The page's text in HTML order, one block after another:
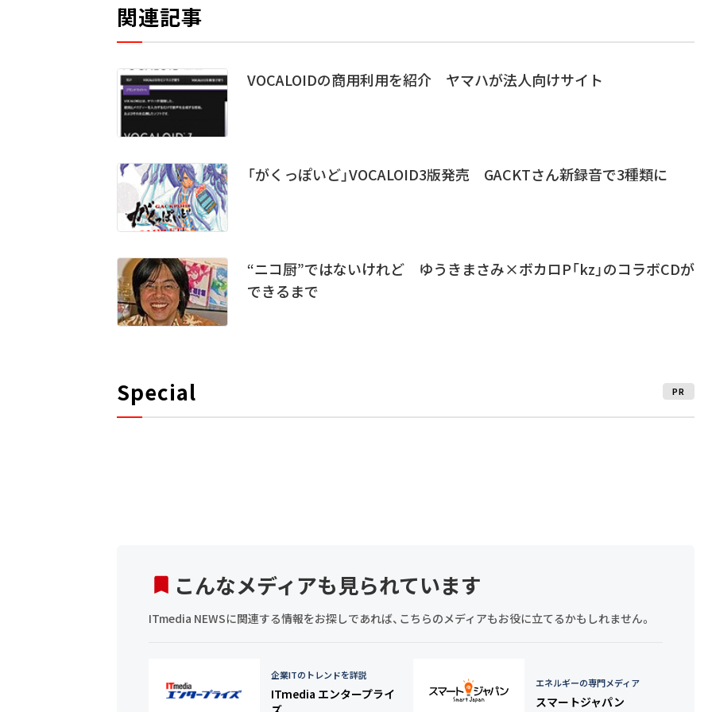
関連記事
VOCALOIDの商用利用を紹介 ヤマハが法人向けサイト
「がくっぽいど」VOCALOID3版発売 GACKTさん新録音で3種類に
“ニコ厨”ではないけれど ゆうきまさみ×ボカロP「kz」のコラボCDが
できるまで
Special PR
こんなメディアも見られています
ITmedia NEWSに関連する情報をお探しであれば、こちらのメディアもお役に立てるかもしれません。
企業ITのトレンドを詳説
ITmedia エンタープライ
エネルギーの専門メディア
スマートジャパン